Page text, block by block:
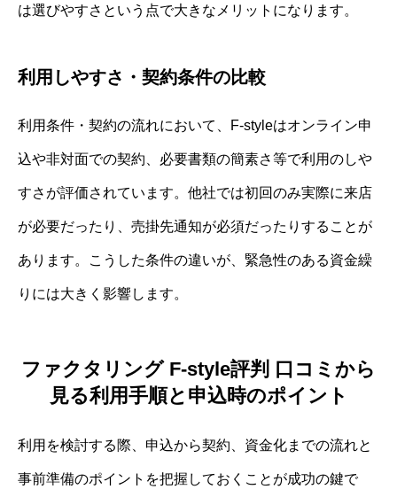
は選びやすさという点で大きなメリットになります。
利用しやすさ・契約条件の比較
利用条件・契約の流れにおいて、F-styleはオンライン申
込や非対面での契約、必要書類の簡素さ等で利用のしや
すさが評価されています。他社では初回のみ実際に来店
が必要だったり、売掛先通知が必須だったりすることが
あります。こうした条件の違いが、緊急性のある資金繰
りには大きく影響します。
ファクタリング F-style評判 口コミから
見る利用手順と申込時のポイント
利用を検討する際、申込から契約、資金化までの流れと
事前準備のポイントを把握しておくことが成功の鍵で